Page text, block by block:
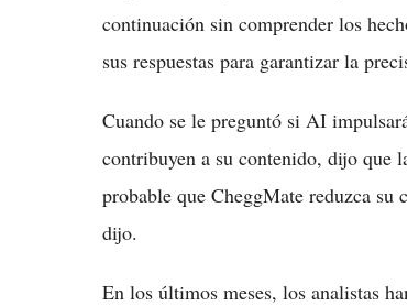
continuación sin comprender los
sus respuestas para garantizar la
Cuando se le preguntó si AI
contribuyen a su contenido, dijo que
probable que CheggMate reduzca
dijo.
En los últimos meses, los analistas